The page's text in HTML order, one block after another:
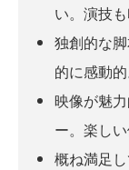
い。演技も
独創的な
的に感動的
映像が魅
ー。楽しい
概ね満足